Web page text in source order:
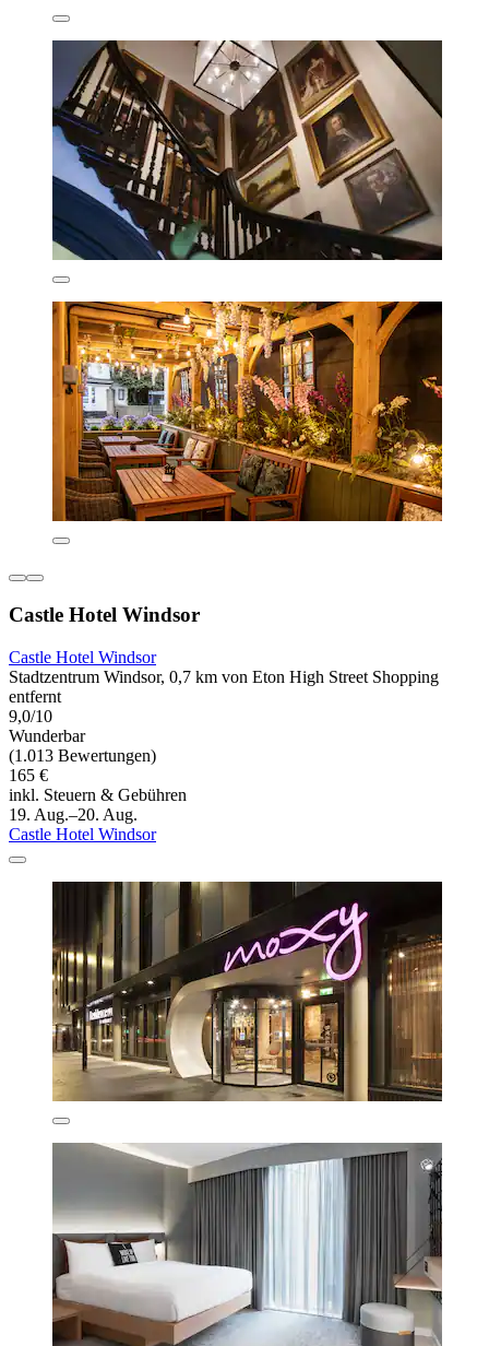
Castle Hotel Windsor
Castle Hotel Windsor
Stadtzentrum Windsor, 0,7 km von Eton High Street Shopping
entfernt
9,0/10
Wunderbar
(1.013 Bewertungen)
165 €
inkl. Steuern & Gebühren
19. Aug.–20. Aug.
Castle Hotel Windsor